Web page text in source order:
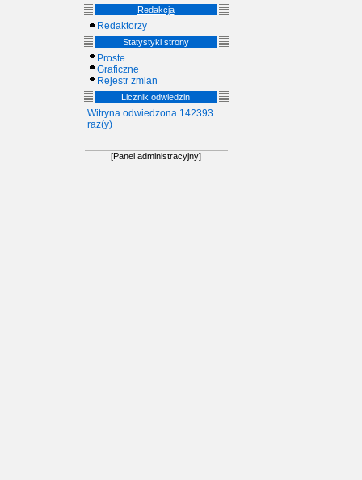
Redakcja
Redaktorzy
Statystyki strony
Proste
Graficzne
Rejestr zmian
Licznik odwiedzin
Witryna odwiedzona 142393
raz(y)
[Panel administracyjny]